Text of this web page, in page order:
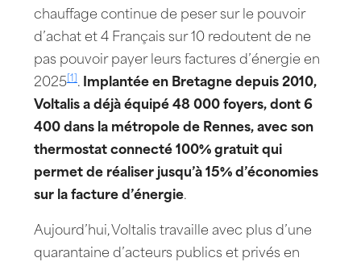
chauffage continue de peser sur le pouvoir
d’achat et 4 Français sur 10 redoutent de ne
pas pouvoir payer leurs factures d’énergie en
2025[1] . Implantée en Bretagne depuis 2010,
Voltalis a déjà équipé 48 000 foyers, dont 6
400 dans la métropole de Rennes, avec son
thermostat connecté 100% gratuit qui
permet de réaliser jusqu’à 15% d’économies
sur la facture d’énergie.
Aujourd’hui, Voltalis travaille avec plus d’une
quarantaine d’acteurs publics et privés en